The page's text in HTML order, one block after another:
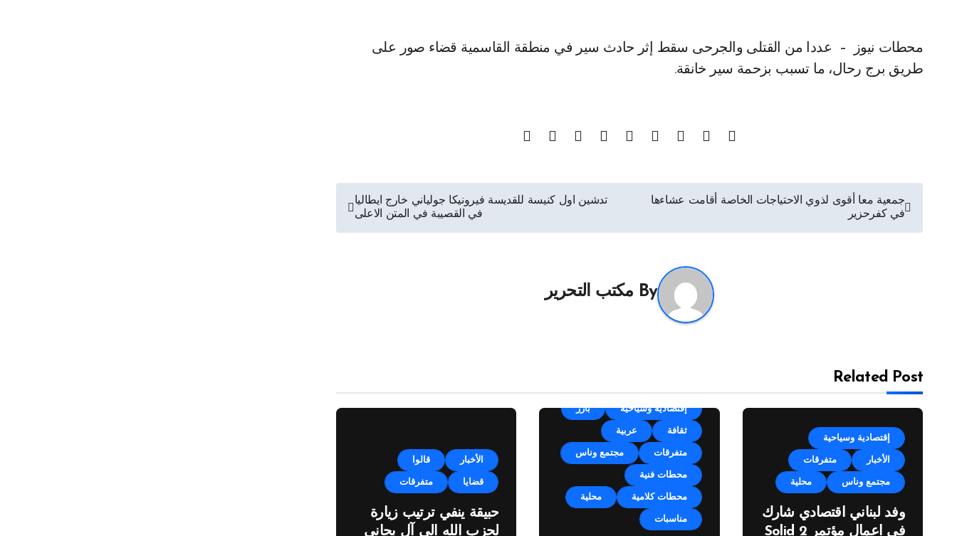
محطات نيوز – عددا من القتلى والجرحى سقط إثر حادث سير في منطقة القاسمية قضاء صور على
طريق برج رحال، ما تسبب بزحمة سير خانقة.
تصفّح
المقالات
جمعية معا أقوى لذوي الاحتياجات الخاصة أقامت عشاءها
في كفرحزير
تدشين اول كنيسة للقديسة فيرونيكا جولياني خارج ايطاليا
في القصيبة في المتن الاعلى
By مكتب التحرير
Related Post
إقتصادية وسياحية
الأخبار متفرقات
مجتمع وناس محلية
وفد لبناني اقتصادي شارك
في اعمال مؤتمر Solid 2
إقتصادية وسياحية بارز
ثقافة عربية
متفرقات مجتمع وناس
محطات فنية
محطات كلامية محلية
مناسبات
الأخبار قالوا
قضايا متفرقات
حبيقة ينفي ترتيب زيارة
لحزب الله الى آل بجاني